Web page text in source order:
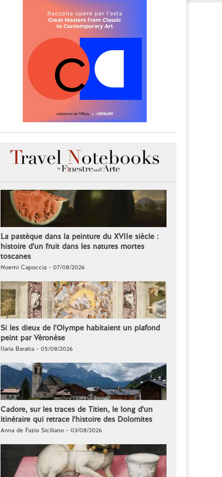
La pastèque dans la peinture du XVIIe siècle :
histoire d'un fruit dans les natures mortes
toscanes
Noemi Capoccia - 07/08/2026
Si les dieux de l'Olympe habitaient un plafond
peint par Véronèse
Ilaria Baratta - 05/08/2026
Cadore, sur les traces de Titien, le long d'un
itinéraire qui retrace l'histoire des Dolomites
Anna de Fazio Siciliano - 03/08/2026